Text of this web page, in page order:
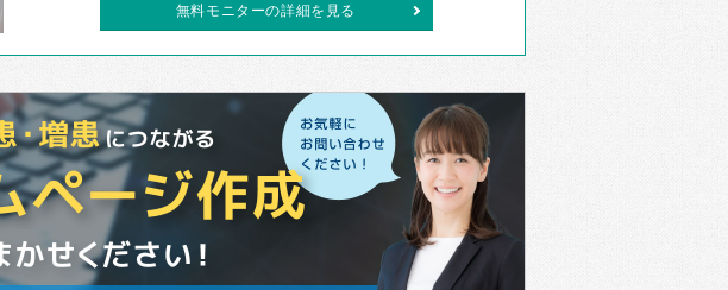
無料モニターの詳細を見る